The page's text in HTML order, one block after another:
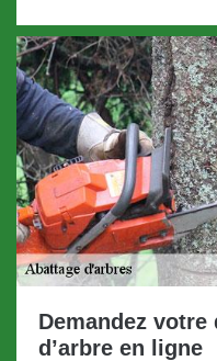
Demandez votre
d’arbre en ligne